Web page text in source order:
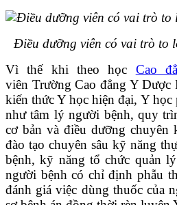
Điều dưỡng viên có vai trò to
Vì thế khi theo học Cao
viên Trường Cao đẳng Y Dược
kiến thức Y học hiện đại, Y học
như tâm lý người bệnh, quy
cơ bản và điều dưỡng chuyên
đào tạo chuyên sâu kỹ năng
bệnh, kỹ năng tổ chức quản
người bệnh có chỉ định phẫu
đánh giá việc dùng thuốc của